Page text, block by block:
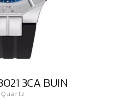
3CA BUIN
Quartz